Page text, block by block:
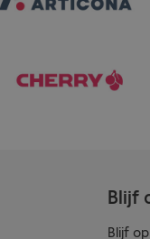
Blijf
Blijf